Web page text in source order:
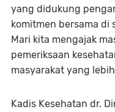
yang didukung
komitmen bersama di
Mari kita mengajak
pemeriksaan
masyarakat yang
Kadis Kesehatan dr.